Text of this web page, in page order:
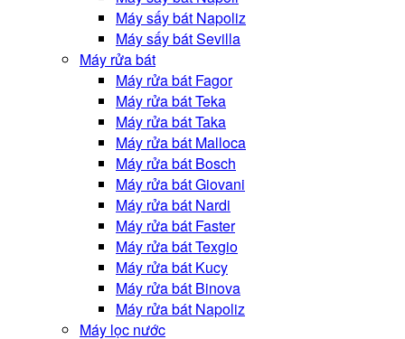
Máy sấy bát Napoliz
Máy sấy bát Sevilla
Máy rửa bát
Máy rửa bát Fagor
Máy rửa bát Teka
Máy rửa bát Taka
Máy rửa bát Malloca
Máy rửa bát Bosch
Máy rửa bát Giovani
Máy rửa bát Nardi
Máy rửa bát Faster
Máy rửa bát Texgio
Máy rửa bát Kucy
Máy rửa bát Binova
Máy rửa bát Napoliz
Máy lọc nước